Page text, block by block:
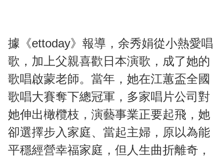
據《ettoday》報導，余秀娟從小熱愛唱
歌，加上父親喜歡日本演歌，成了她的
歌唱啟蒙老師。當年，她在江蕙盃全國
歌唱大賽奪下總冠軍，多家唱片公司對
她伸出橄欖枝，演藝事業正要起飛，她
卻選擇步入家庭、當起主婦，原以為能
平穩經營幸福家庭，但人生曲折離奇，